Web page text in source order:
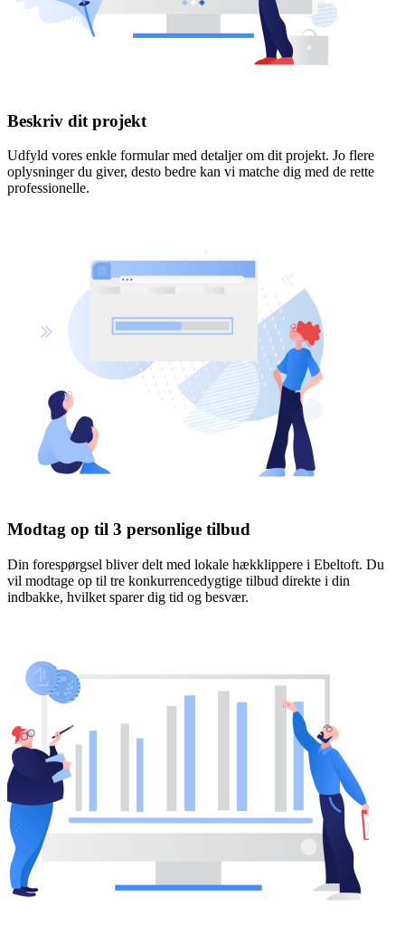
Beskriv dit projekt
Udfyld vores enkle formular med detaljer om dit projekt. Jo flere
oplysninger du giver, desto bedre kan vi matche dig med de rette
professionelle.
Modtag op til 3 personlige tilbud
Din forespørgsel bliver delt med lokale hækklippere i Ebeltoft. Du
vil modtage op til tre konkurrencedygtige tilbud direkte i din
indbakke, hvilket sparer dig tid og besvær.